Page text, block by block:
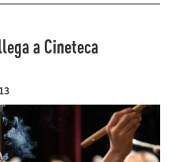
a Cineteca